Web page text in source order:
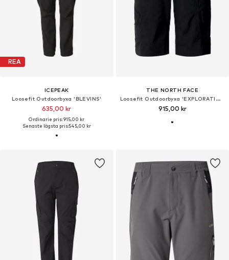
REA
ICEPEAK
Loosefit Outdoorbyxa 'BLEVINS'
635,00 kr
Ordinarie pris: 915,00 kr
Senaste lägsta pris:545,00 kr
THE NORTH FACE
Loosefit Outdoorbyxa 'EXPLORATION'
915,00 kr